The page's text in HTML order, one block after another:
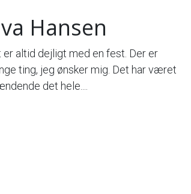
Hansen
er altid dejligt med en fest. Der er
ting, jeg ønsker mig. Det har været
det hele....